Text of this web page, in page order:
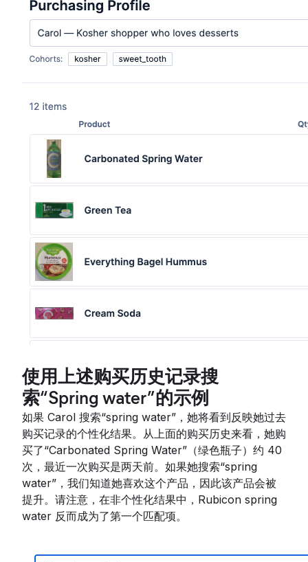
使用上述购买历史记录搜
索“Spring water”的示例
如果 Carol 搜索“spring water”，她将看到反映她过去
购买记录的个性化结果。从上面的购买历史来看，她购
买了“Carbonated Spring Water”（绿色瓶子）约 40
次，最近一次购买是两天前。如果她搜索“spring
water”，我们知道她喜欢这个产品，因此该产品会被
提升。请注意，在非个性化结果中，Rubicon spring
water 反而成为了第一个匹配项。